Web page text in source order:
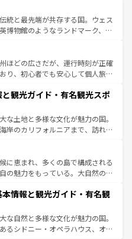
ど、多彩な楽しみ方が可能だ。さ
も魅力が溢れており、どの街角に
づいている。パリ以外の個性あふ
を歩いても飽きることがない。ベ
イエルン州のアルプスの絶景、そ
ン畑といった風景は必見。ビール
てほしい。 なお、新着の
一覧を参照してほしい。
統と最先端が共存する国。ウェス
博物館のようなランドマーク、歴
ある。また、優雅なアフタヌーン
たまらない英国パブ、サッカー観
できる体験も豊富。イギリスを旅
い。
ほどの広さだが、運行時刻が正確
り、初心者でも安心して個人旅行
や、スイスならではのユニークな
観光だけでなく町歩きも満喫する
得が高いため物価も高いが、旅行
サービスもあり、うまく活用すれ
観光ガイド・有名観光スポ
な土地と多様な文化が魅力の国。
岸のカリフォルニアまで、訪れる
光、ショッピング、エンターテイ
的なスポットだ。一方、アメリカ
、グランドキャニオンやイエロー
は、音楽と美食が融合した独特の
メリカの各地域で異なる魅力を楽
と豊かな歴史を感じることができ
トリップや列車の旅も、アメリカ
に恵まれ、多くの島で構成される
の魅力をもっている。大自然の神
た、定番の観光地といえばオアフ
めるならマウイ島やカウアイ島が
リーンに輝く海をはじめ、豊かな
る。「アロハスピリット」と呼ば
情報と観光ガイド・有名観
な自然と多様な文化が魅力の国。
るシドニー・オペラハウス、オー